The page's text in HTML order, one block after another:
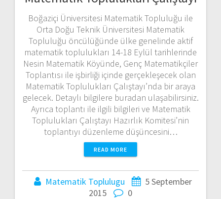
Boğaziçi Üniversitesi Matematik Topluluğu ile
Orta Doğu Teknik Üniversitesi Matematik
Topluluğu öncülüğünde ülke genelinde aktif
matematik toplulukları 14-18 Eylül tarihlerinde
Nesin Matematik Köyünde, Genç Matematikçiler
Toplantısı ile işbirliği içinde gerçekleşecek olan
Matematik Toplulukları Çalıştayı’nda bir araya
gelecek. Detaylı bilgilere buradan ulaşabilirsiniz.
Ayrıca toplantı ile ilgili bilgileri ve Matematik
Toplulukları Çalıştayı Hazırlık Komitesi’nin
toplantıyı düzenleme düşüncesini…
READ MORE
Matematik Toplulugu
5 September
2015
0